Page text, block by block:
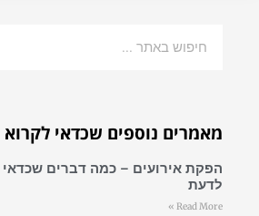
מאמרים נוספים שכדאי לקרוא
הפקת אירועים – כמה דברים שכדאי
לדעת
Read More »